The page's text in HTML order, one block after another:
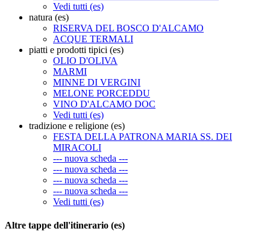
Vedi tutti (es)
natura (es)
RISERVA DEL BOSCO D'ALCAMO
ACQUE TERMALI
piatti e prodotti tipici (es)
OLIO D'OLIVA
MARMI
MINNE DI VERGINI
MELONE PORCEDDU
VINO D'ALCAMO DOC
Vedi tutti (es)
tradizione e religione (es)
FESTA DELLA PATRONA MARIA SS. DEI
MIRACOLI
--- nuova scheda ---
--- nuova scheda ---
--- nuova scheda ---
--- nuova scheda ---
Vedi tutti (es)
Altre tappe dell'itinerario (es)